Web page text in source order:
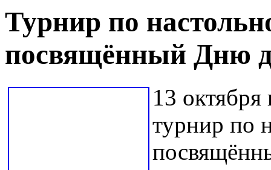
Турнир по
посвящённый Дню
13
турнир по